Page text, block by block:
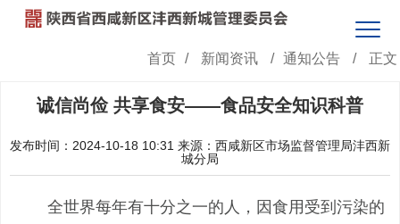
首页 / 新闻资讯 / 通知公告 / 正文
诚信尚俭 共享食安——食品安全知识科普
发布时间：2024-10-18 10:31 来源：西咸新区市场监督管理局沣西新
城分局
全世界每年有十分之一的人，因食用受到污染的